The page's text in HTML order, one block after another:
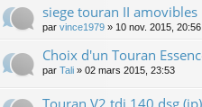
siege touran II amovibles
par vince1979 » 10 nov. 2015, 20:56
Choix d'un Touran
par Tali » 02 mars 2015, 23:53